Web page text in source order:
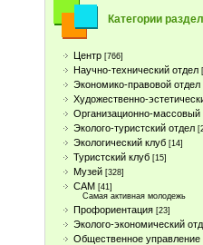
Категории
Центр [766]
Научно-технический отдел
Экономико-правовой отдел
Художественно-
Организационно-массовый
Эколого-туристский отдел
Экологический клуб [14]
Туристcкий клуб [15]
Музей [328]
САМ [41]
Самая активная молодежь
Профориентация [23]
Эколого-экономический
Общественное управление